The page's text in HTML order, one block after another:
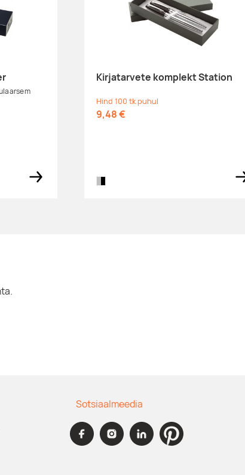
Kirjatarvete komplekt Station
Hind 100 tk puhul
9,48 €
Sotsiaalmeedia